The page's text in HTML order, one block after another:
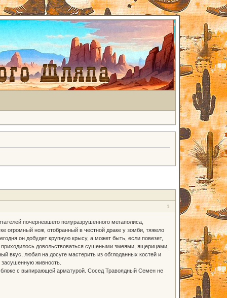
1
почерневшего полуразрушенного мегаполиса,
огромный нож, отобранный в честной драке у зомби, тяжело
он добудет крупную крысу, а может быть, если повезет,
приходилось довольствоваться сушеными змеями, ящерицами,
вкус, любил на досуге мастерить из обглоданных костей и
живность.
с выпирающей арматурой. Сосед Травоядный Семен не